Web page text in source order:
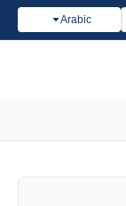
Arabic